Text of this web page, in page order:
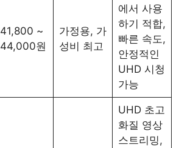
41,800 ~
44,000원
가정용, 가
성비 최고
에서 사용
하기 적합,
빠른 속도,
안정적인
UHD 시청
가능
UHD 초고
화질 영상
스트리밍,